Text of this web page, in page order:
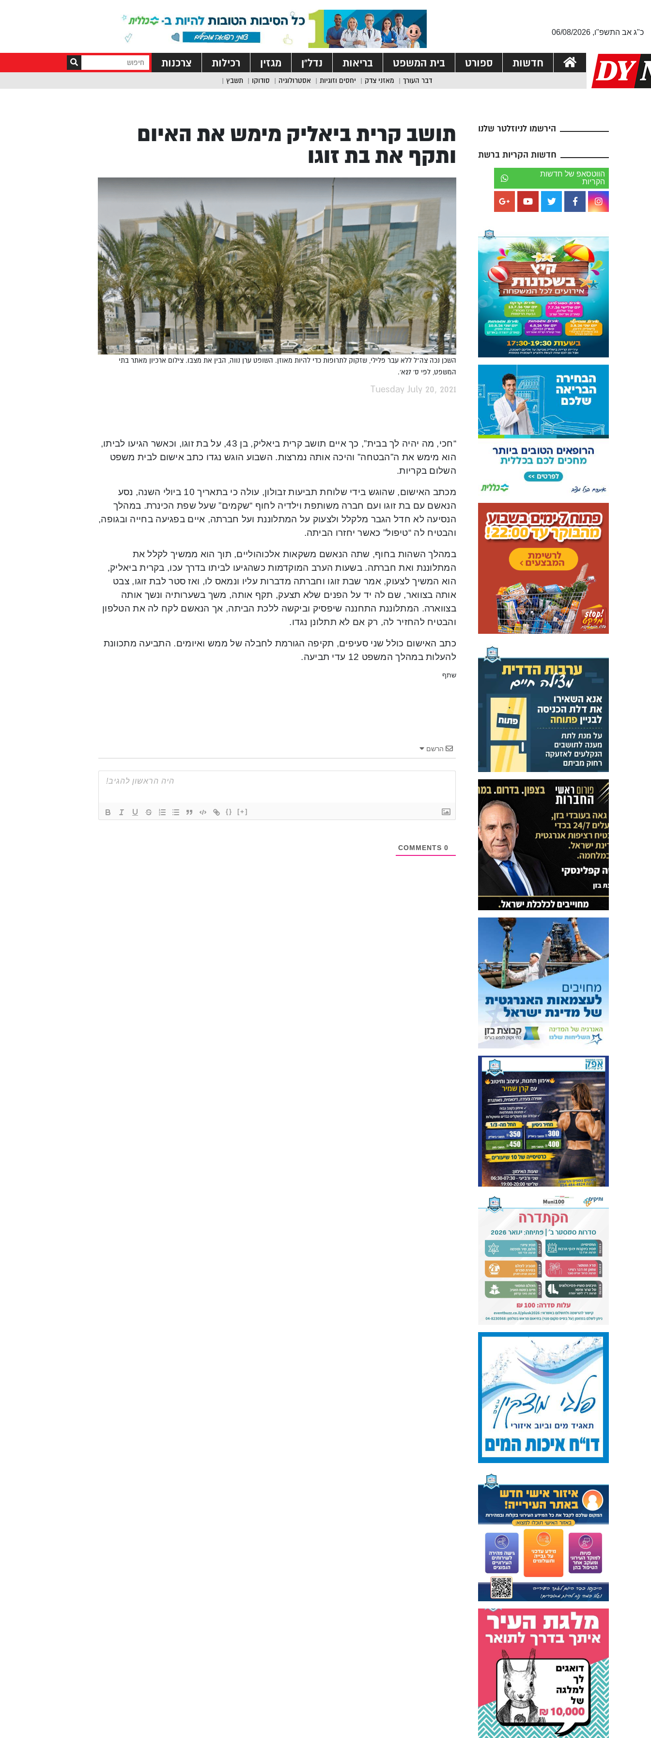
כ"ג אב התשפ"ו, 06/08/2026
חדשות ספורט בית המשפט בריאות נדל”ן מגזין רכילות צרכנות
דבר העורך מאזני צדק יחסים וזוגיות אסטרולוגיה סודוקו תשבץ
הירשמו לניוזלטר שלנו
חדשות הקריות ברשת
הווטסאפ של חדשות
הקריות
תושב קרית ביאליק מימש את האיום
ותקף את בת זוגו
השכן נכה צה"ל ללא עבר פלילי, שזקוק לתרופות כדי להיות מאוזן. השופט ערן נווה, הבין את מצבו. צילום ארכיון מאתר בתי
המשפט, לפי ס' 27א'.
Tuesday July 20, 2021
“חכי, מה יהיה לך בבית”, כך איים תושב קרית ביאליק, בן 43, על בת זוגו, וכאשר הגיעו לביתו,
הוא מימש את ה”הבטחה” והיכה אותה נמרצות. השבוע הוגש נגדו כתב אישום לבית משפט
השלום בקריות.
מכתב האישום, שהוגש בידי שלוחת תביעות זבולון, עולה כי בתאריך 10 ביולי השנה, נסע
הנאשם עם בת זוגו ועם חברה משותפת וילדיה לחוף “שקמים” שעל שפת הכינרת. במהלך
הנסיעה לא חדל הגבר מלקלל ולצעוק על המתלוננת ועל חברתה, איים בפגיעה בחייה ובגופה,
והבטיח לה “טיפול” כאשר יחזרו הביתה.
במהלך השהות בחוף, שתה הנאשם משקאות אלכוהוליים, תוך הוא ממשיך לקלל את
המתלוננת ואת חברתה. בשעות הערב המוקדמות כשהגיעו לביתו בדרך עכו, בקרית ביאליק,
הוא המשיך לצעוק, אמר שבת זוגו וחברתה מדברות עליו ונמאס לו, ואז סטר לבת זוגו, צבט
אותה בצוואר, שם לה יד על הפנים שלא תצעק, תקף אותה, משך בשערותיה ונשך אותה
בצווארה. המתלוננת התחננה שיפסיק וביקשה ללכת הביתה, אך הנאשם לקח לה את הטלפון
והבטיח להחזיר לה, רק אם לא תתלונן נגדו.
כתב האישום כולל שני סעיפים, תקיפה הגורמת לחבלה של ממש ואיומים. התביעה מתכוונת
להעלות במהלך המשפט 12 עדי תביעה.
שתף
הרשם
{} [+]
0